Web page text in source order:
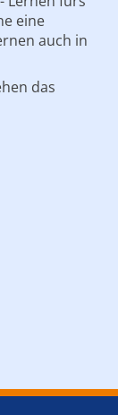
eine
auch in
das